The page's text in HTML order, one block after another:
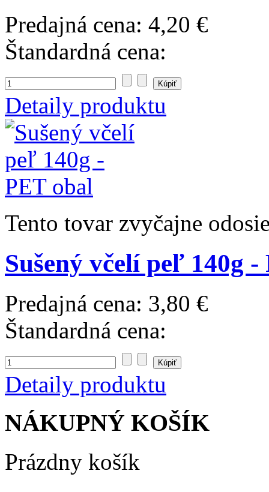
Predajná cena: 4,20 €
Štandardná cena:
Detaily produktu
Tento tovar zvyčajne
Sušený včelí peľ 140g
Predajná cena: 3,80 €
Štandardná cena:
Detaily produktu
NÁKUPNÝ KOŠÍK
Prázdny košík